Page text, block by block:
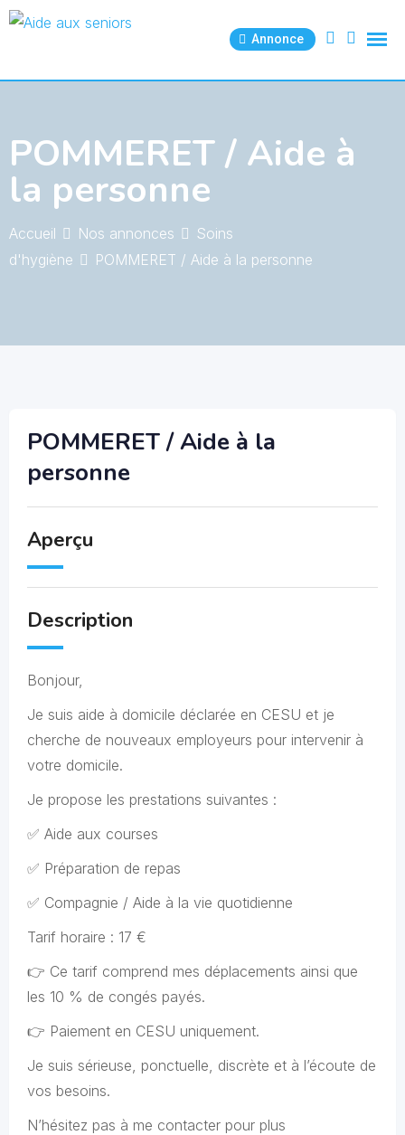
Skip
Annonce
POMMERET / Aide à
la personne
Accueil Nos annonces
Soins
d'hygiène
POMMERET / Aide à la personne
POMMERET / Aide à la
personne
Aperçu
Description
Bonjour,
Je suis aide à domicile déclarée en CESU et je
cherche de nouveaux employeurs pour intervenir à
votre domicile.
Je propose les prestations suivantes :
✅ Aide aux courses
✅ Préparation de repas
✅ Compagnie / Aide à la vie quotidienne
Tarif horaire : 17 €
👉 Ce tarif comprend mes déplacements ainsi que
les 10 % de congés payés.
👉 Paiement en CESU uniquement.
Je suis sérieuse, ponctuelle, discrète et à l’écoute de
vos besoins.
N’hésitez pas à me contacter pour plus